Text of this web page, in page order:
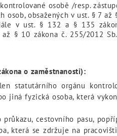
osobě /resp.
obsažených v ust. § 7 až
v ust. § 132 a § 135
§ 10 zákona č. 255/2012
o zaměstnanosti):
statutárního orgánu
jiná fyzická osoba, která
cestovního pasu,
která se zdržuje na